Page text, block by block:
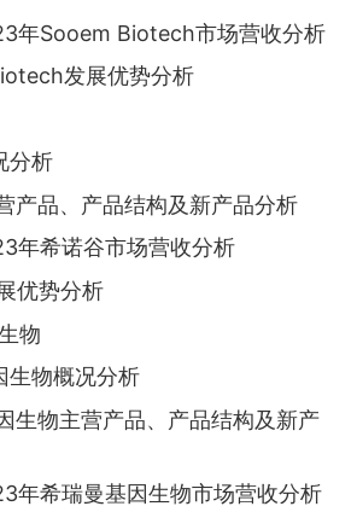
年Sooem Biotech市场营收分析
发展优势分析
分析
产品、产品结构及新产品分析
年希诺谷市场营收分析
优势分析
物
生物概况分析
生物主营产品、产品结构及新产
年希瑞曼基因生物市场营收分析